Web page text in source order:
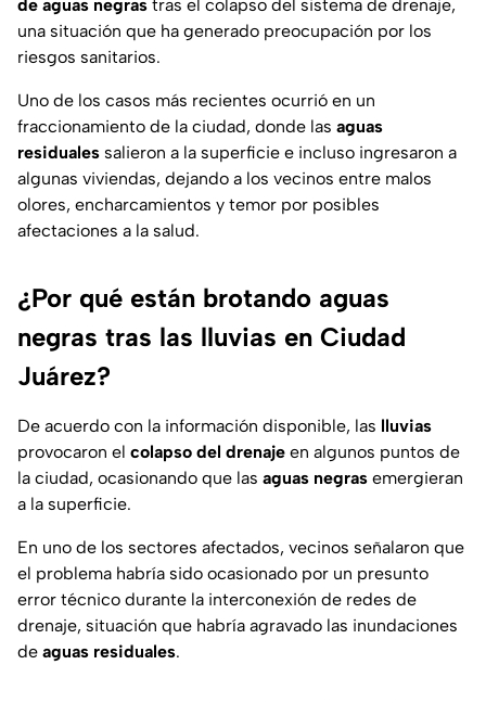
de aguas negras tras el colapso del sistema de drenaje,
una situación que ha generado preocupación por los
riesgos sanitarios.
Uno de los casos más recientes ocurrió en un
fraccionamiento de la ciudad, donde las aguas
residuales salieron a la superficie e incluso ingresaron a
algunas viviendas, dejando a los vecinos entre malos
olores, encharcamientos y temor por posibles
afectaciones a la salud.
¿Por qué están brotando aguas
negras tras las lluvias en Ciudad
Juárez?
De acuerdo con la información disponible, las lluvias
provocaron el colapso del drenaje en algunos puntos de
la ciudad, ocasionando que las aguas negras emergieran
a la superficie.
En uno de los sectores afectados, vecinos señalaron que
el problema habría sido ocasionado por un presunto
error técnico durante la interconexión de redes de
drenaje, situación que habría agravado las inundaciones
de aguas residuales.